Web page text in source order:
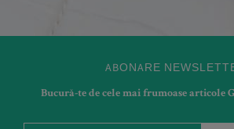
ABONARE
Bucură-te de cele mai frumoase articole